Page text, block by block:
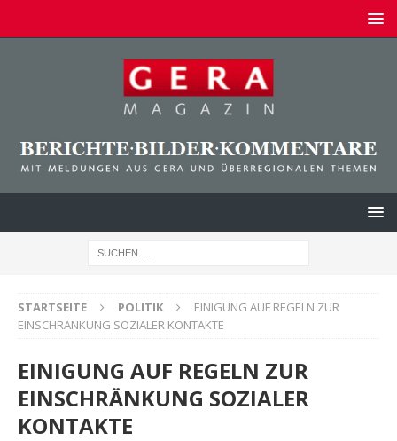
STARTSEITE POLITIK
EINIGUNG AUF REGELN ZUR
EINSCHRÄNKUNG SOZIALER KONTAKTE
EINIGUNG AUF REGELN ZUR
EINSCHRÄNKUNG SOZIALER
KONTAKTE